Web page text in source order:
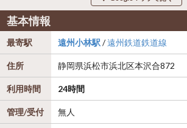
基本情報
最寄駅 遠州小林駅 /遠州鉄道鉄道線
住所 静岡県浜松市浜北区本沢合872
利用時間 24時間
管理/受付 無人